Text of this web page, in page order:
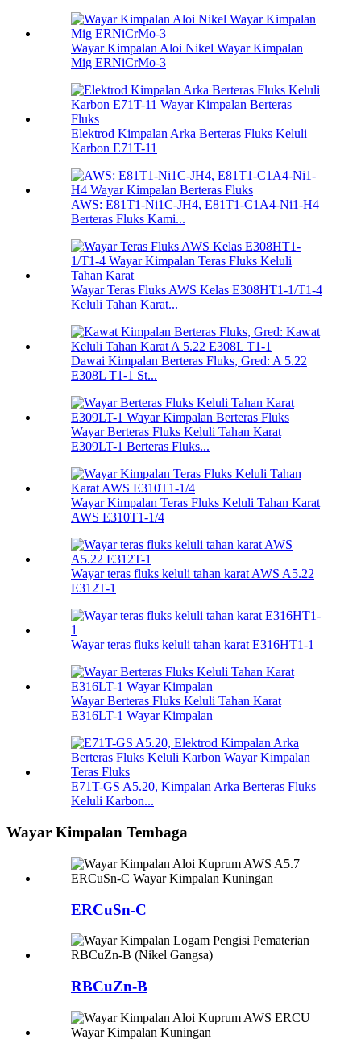
Wayar Kimpalan Aloi Nikel Wayar Kimpalan
Mig ERNiCrMo-3
Elektrod Kimpalan Arka Berteras Fluks Keluli
Karbon E71T-11
AWS: E81T1-Ni1C-JH4, E81T1-C1A4-Ni1-H4
Berteras Fluks Kami...
Wayar Teras Fluks AWS Kelas E308HT1-1/T1-4
Keluli Tahan Karat...
Dawai Kimpalan Berteras Fluks, Gred: A 5.22
E308L T1-1 St...
Wayar Berteras Fluks Keluli Tahan Karat
E309LT-1 Berteras Fluks...
Wayar Kimpalan Teras Fluks Keluli Tahan Karat
AWS E310T1-1/4
Wayar teras fluks keluli tahan karat AWS A5.22
E312T-1
Wayar teras fluks keluli tahan karat E316HT1-1
Wayar Berteras Fluks Keluli Tahan Karat
E316LT-1 Wayar Kimpalan
E71T-GS A5.20, Kimpalan Arka Berteras Fluks
Keluli Karbon...
Wayar Kimpalan Tembaga
ERCuSn-C
RBCuZn-B